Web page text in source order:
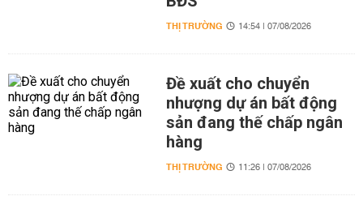
THỊ TRƯỜNG 14:54 | 07/08/2026
Đề xuất cho chuyển
nhượng dự án bất động
sản đang thế chấp ngân
hàng
THỊ TRƯỜNG 11:26 | 07/08/2026